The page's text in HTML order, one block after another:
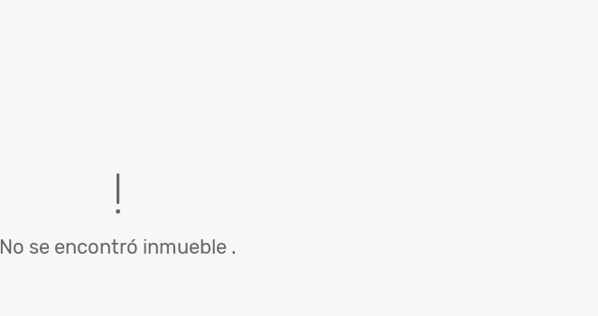
No se encontró inmueble .